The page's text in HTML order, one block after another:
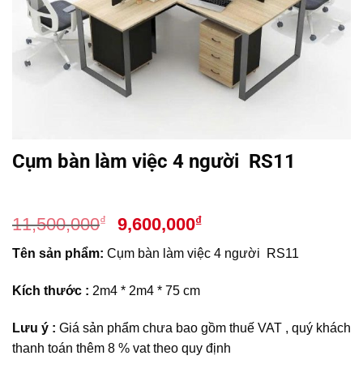
Cụm bàn làm việc 4 người RS11
11,500,000₫
Giá
gốc
là:
11,500,000₫.
9,600,000₫Giá
hiện
tại
Tên sản phẩm: Cụm bàn làm việc 4 người RS11
Kích thước : 2m4 * 2m4 * 75 cm
Lưu ý : Giá sản phẩm chưa bao gồm thuế VAT , quý khách
thanh toán thêm 8 % vat theo quy định